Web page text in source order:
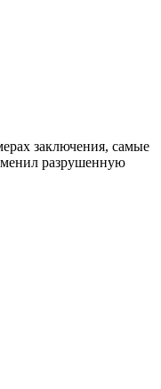
заключения, самые
разрушенную